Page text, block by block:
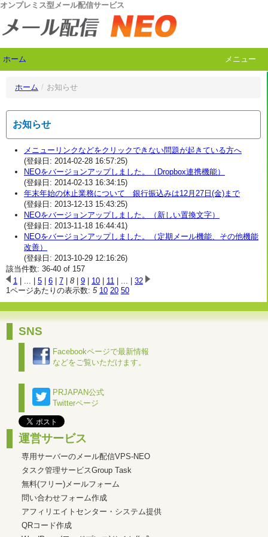
オンプレミス型メール配信サービス
ホーム メニュー
ホーム / お知らせ
お知らせ
メニューリンクなどをクリックできない問題が起きている方へ
(登録日: 2014-02-28 16:57:25)
NEOをバージョンアップしました。（Dropbox連携機能）
(登録日: 2014-02-13 16:34:15)
年末年始の休止業務について 銀行振込みは12月27日(金)まで
(登録日: 2013-12-13 15:43:25)
NEOをバージョンアップしました。（新しい置換文字）
(登録日: 2013-11-18 16:44:41)
NEOをバージョンアップしました。（定期メール機能、その他機能
改善）
(登録日: 2013-10-29 12:16:26)
該当件数: 36-40 of 157
1| ... | 5| 6| 7| 8| 9| 10| 11| ... | 32
1ページあたりの表示数: 5 10 20 50
SNS
Facebookページで最新情報
などをご覧いただけます。
PRJAPAN公式
Twitterページ
運営サービス
専用サーバーのメール配信VPS-NEO
タスク管理サービスGroup Task
無料(フリー)メールフォーム
問い合わせフォーム作成
アフィリエイトセンター・システム提供
QRコード作成